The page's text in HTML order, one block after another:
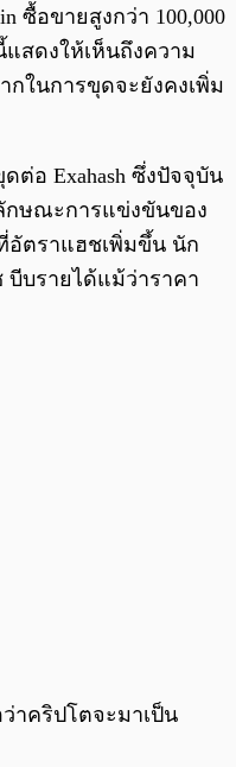
ซื้อขายสูงกว่า 100,000
สดงให้เห็นถึงความ
ในการขุดจะยังคงเพิ่ม
ต่อ Exahash ซึ่งปัจจุบัน
กษณะการแข่งขันของ
อัตราแฮชเพิ่มขึ้น นัก
บรายได้แม้ว่าราคา
ว่าคริปโตจะมาเป็น